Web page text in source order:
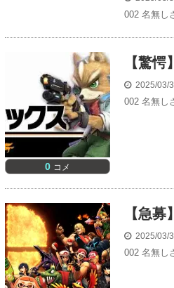
002 名無し
0 コメ
【驚
2025/03/
002 名無し
【急
2025/03/
002 名無し